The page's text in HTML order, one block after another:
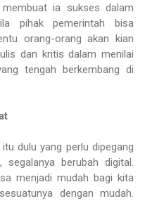
ia sukses dalam
pihak pemerintah bisa
orang-orang akan kian
dan kritis dalam menilai
tengah berkembang di
itu dulu yang perlu dipegang
berubah digital.
menjadi mudah bagi kita
dengan mudah.